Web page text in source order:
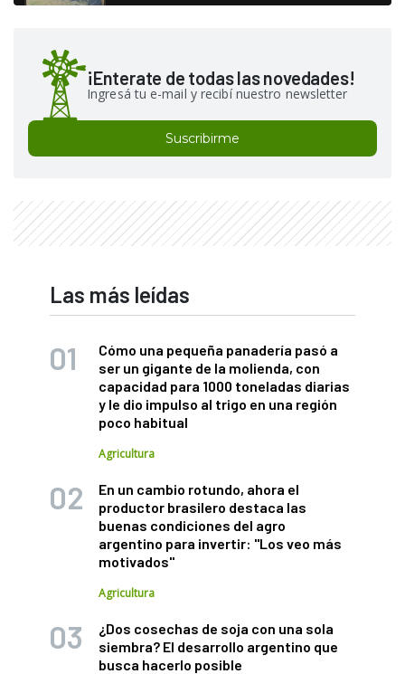
¡Enterate de todas las novedades!
Ingresá tu e-mail y recibí nuestro newsletter
Suscribirme
Las más leídas
Cómo una pequeña panadería pasó a
ser un gigante de la molienda, con
capacidad para 1000 toneladas diarias
y le dio impulso al trigo en una región
poco habitual
Agricultura
En un cambio rotundo, ahora el
productor brasilero destaca las
buenas condiciones del agro
argentino para invertir: "Los veo más
motivados"
Agricultura
¿Dos cosechas de soja con una sola
siembra? El desarrollo argentino que
busca hacerlo posible